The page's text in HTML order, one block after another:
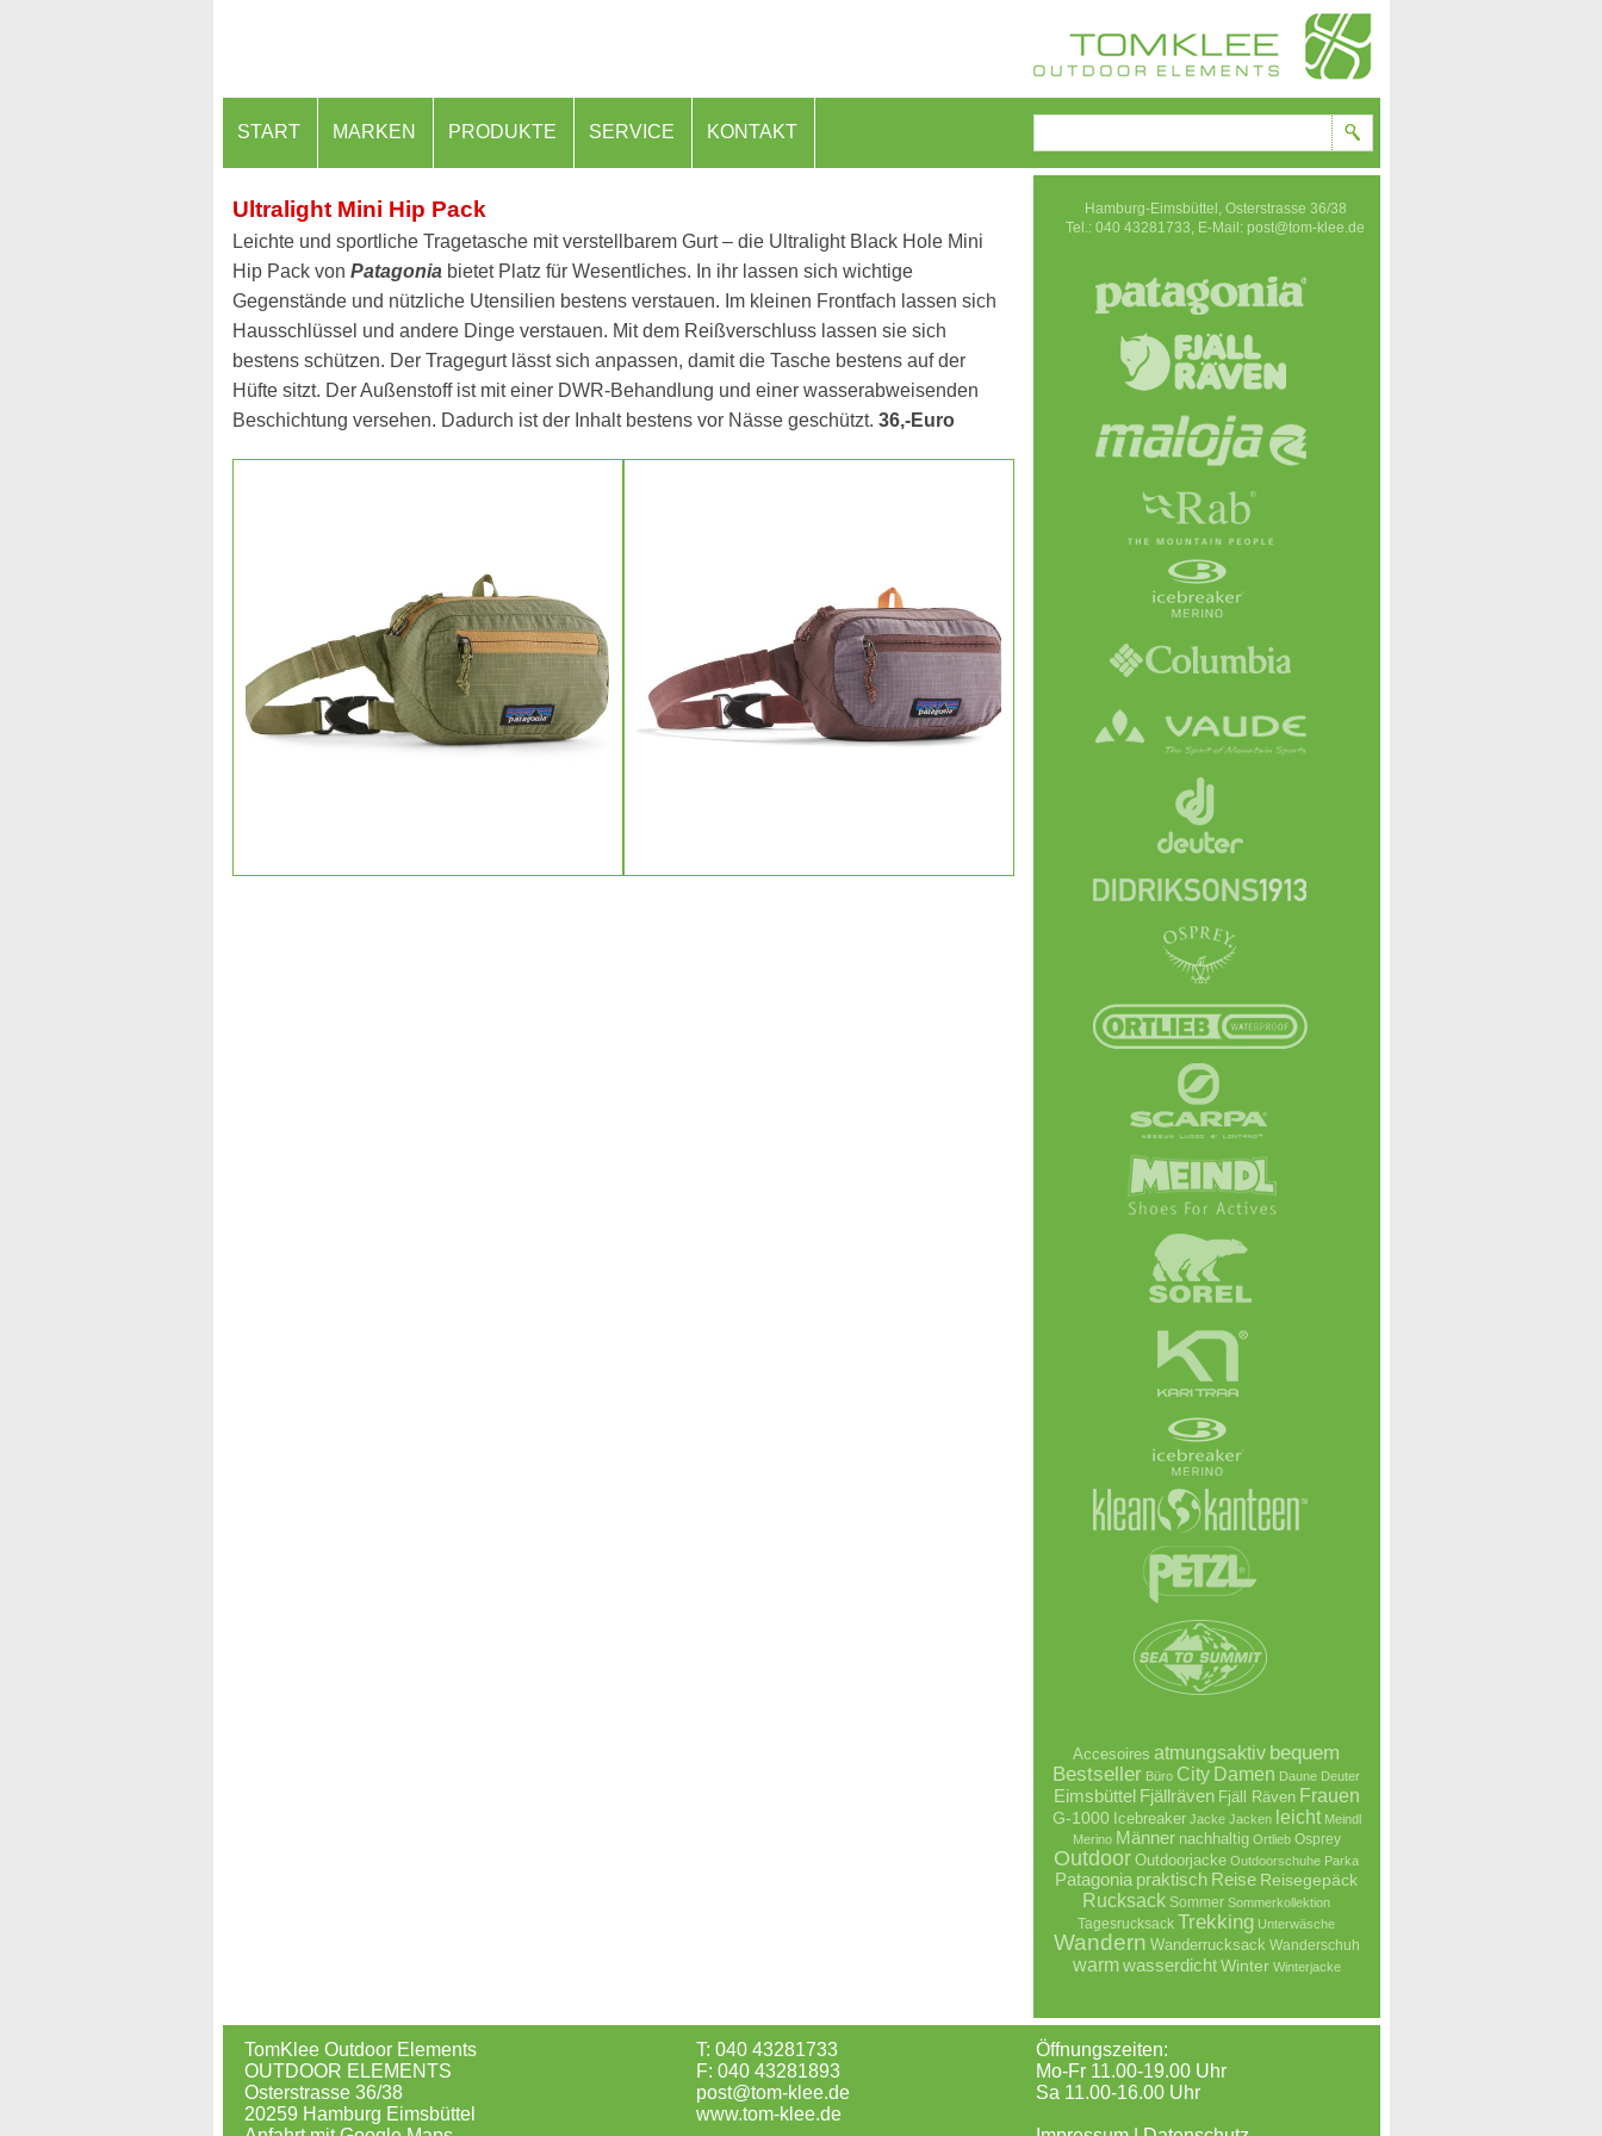
START MARKEN PRODUKTE SERVICE KONTAKT
Hamburg-Eimsbüttel, Osterstrasse 36/38
Tel.: 040 43281733, E-Mail: post@tom-klee.de
Accesoires atmungsaktiv bequem
Bestseller Büro City Damen Daune Deuter
Eimsbüttel Fjällräven Fjäll Räven Frauen
G-1000 Icebreaker Jacke Jacken leicht Meindl
Merino Männer nachhaltig Ortlieb Osprey
Outdoor Outdoorjacke Outdoorschuhe Parka
Patagonia praktisch Reise Reisegepäck
Rucksack Sommer Sommerkollektion
Tagesrucksack Trekking Unterwäsche
Wandern Wanderrucksack Wanderschuh
warm wasserdicht Winter Winterjacke
Ultralight Mini Hip Pack
Leichte und sportliche Tragetasche mit verstellbarem Gurt – die Ultralight Black Hole Mini
Hip Pack von Patagoniabietet Platz für Wesentliches. In ihr lassen sich wichtige
Gegenstände und nützliche Utensilien bestens verstauen. Im kleinen Frontfach lassen sich
Hausschlüssel und andere Dinge verstauen. Mit dem Reißverschluss lassen sie sich
bestens schützen. Der Tragegurt lässt sich anpassen, damit die Tasche bestens auf der
Hüfte sitzt. Der Außenstoff ist mit einer DWR-Behandlung und einer wasserabweisenden
Beschichtung versehen. Dadurch ist der Inhalt bestens vor Nässe geschützt. 36,-Euro
TomKlee Outdoor Elements
OUTDOOR ELEMENTS
Osterstrasse 36/38
20259 Hamburg Eimsbüttel
T: 040 43281733
F: 040 43281893
post@tom-klee.de
www.tom-klee.de
Öffnungszeiten:
Mo-Fr 11.00-19.00 Uhr
Sa 11.00-16.00 Uhr